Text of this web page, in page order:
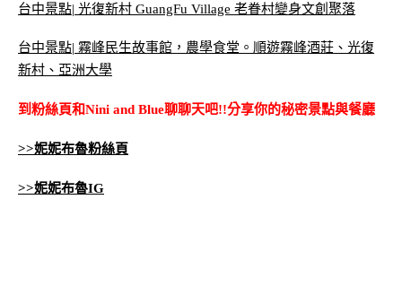
台中景點| 光復新村 GuangFu Village 老眷村變身文創聚落
台中景點| 霧峰民生故事館，農學食堂。順遊霧峰酒莊、光復
新村、亞洲大學
到粉絲頁和Nini and Blue聊聊天吧!!分享你的秘密景點與餐廳
>>妮妮布魯粉絲頁
>>妮妮布魯IG